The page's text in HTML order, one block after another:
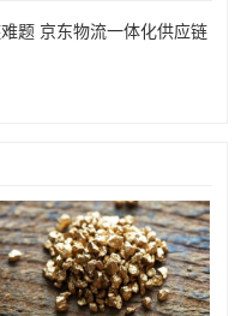
题 京东物流一体化供应链